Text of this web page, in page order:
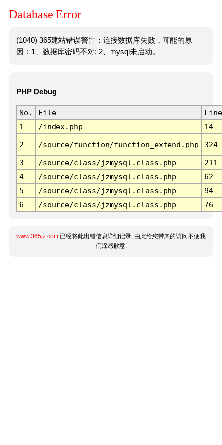
Database Error
(1040) 365建站错误警告：连接数据库失败，可能的原
因：1、数据库密码不对; 2、mysql未启动。
PHP Debug
No. File
Line
1
/index.php 14
2 /source/function/function_extend.php 324
3 /source/class/jzmysql.class.php
211
4
/source/class/jzmysql.class.php
62
5
/source/class/jzmysql.class.php
94
6
/source/class/jzmysql.class.php 76
www.365jz.com 已经将此出错信息详细记录, 由此给您带来的访问不便我
们深感歉意.